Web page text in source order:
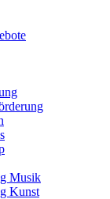
Musik
Kunst